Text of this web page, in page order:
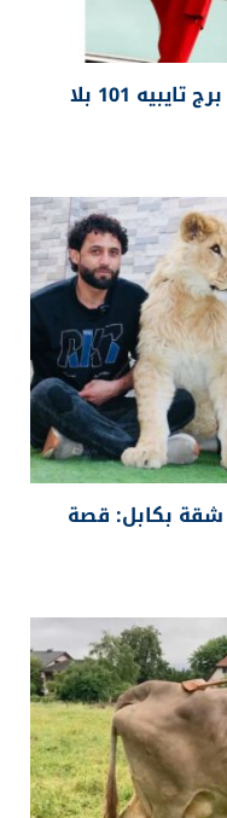
أليكس هونولد ينجح في تسلق برج تايبيه 101 بلا
بكابل: قصة